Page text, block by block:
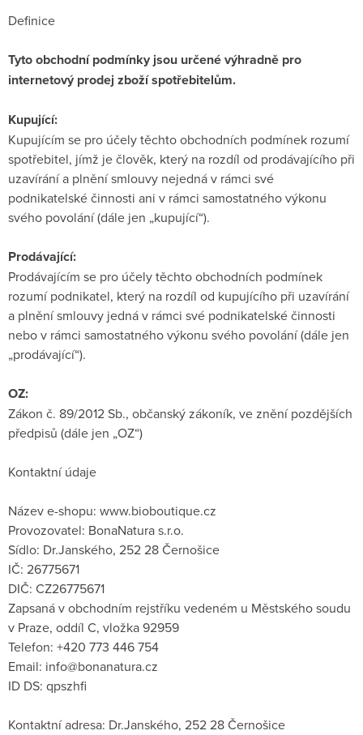
Definice
Tyto obchodní podmínky jsou určené výhradně pro
internetový prodej zboží spotřebitelům.
Kupující:
Kupujícím se pro účely těchto obchodních podmínek rozumí
spotřebitel, jímž je člověk, který na rozdíl od prodávajícího při
uzavírání a plnění smlouvy nejedná v rámci své
podnikatelské činnosti ani v rámci samostatného výkonu
svého povolání (dále jen „kupující“).
Prodávající:
Prodávajícím se pro účely těchto obchodních podmínek
rozumí podnikatel, který na rozdíl od kupujícího při uzavírání
a plnění smlouvy jedná v rámci své podnikatelské činnosti
nebo v rámci samostatného výkonu svého povolání (dále jen
„prodávající“).
OZ:
Zákon č. 89/2012 Sb., občanský zákoník, ve znění pozdějších
předpisů (dále jen „OZ“)
Kontaktní údaje
Název e-shopu: www.bioboutique.cz
Provozovatel: BonaNatura s.r.o.
Sídlo: Dr.Janského, 252 28 Černošice
IČ: 26775671
DIČ: CZ26775671
Zapsaná v obchodním rejstříku vedeném u Městského soudu
v Praze, oddíl C, vložka 92959
Telefon: +420 773 446 754
Email: info@bonanatura.cz
ID DS: qpszhfi
Kontaktní adresa: Dr.Janského, 252 28 Černošice